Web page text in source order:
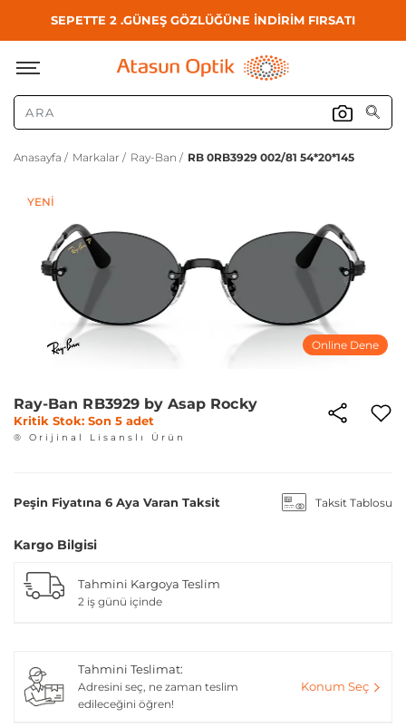
SEPETTE 2 .GÜNEŞ GÖZLÜĞÜNE İNDİRİM FIRSATI
Anasayfa / Markalar / Ray-Ban / RB 0RB3929 002/81 54*20*145
Online Dene
YENI
Ray-Ban RB3929 by Asap Rocky
Kritik Stok: Son 5 adet
® Orijinal Lisanslı Ürün
Peşin Fiyatına 6 Aya Varan Taksit Taksit Tablosu
Kargo Bilgisi
Tahmini Kargoya Teslim
2 iş günü içinde
Tahmini Teslimat:
Adresini seç, ne zaman teslim
edileceğini öğren!
Konum Seç